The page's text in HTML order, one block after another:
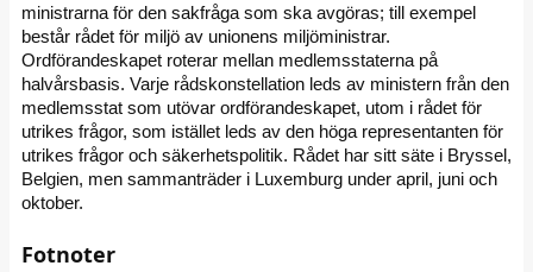
ministrarna för den sakfråga som ska avgöras; till exempel
består rådet för miljö av unionens miljöministrar.
Ordförandeskapet roterar mellan medlemsstaterna på
halvårsbasis. Varje rådskonstellation leds av ministern från den
medlemsstat som utövar ordförandeskapet, utom i rådet för
utrikes frågor, som istället leds av den höga representanten för
utrikes frågor och säkerhetspolitik. Rådet har sitt säte i Bryssel,
Belgien, men sammanträder i Luxemburg under april, juni och
oktober.
Fotnoter